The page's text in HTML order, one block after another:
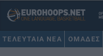
ΤΕΛΕΥΤΑΙΑ ΝΕΑ ΟΜΑΔΕΣ